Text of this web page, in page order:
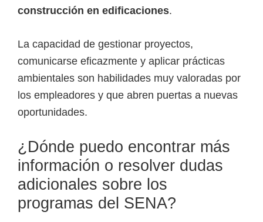
construcción en edificaciones.
La capacidad de gestionar proyectos,
comunicarse eficazmente y aplicar prácticas
ambientales son habilidades muy valoradas por
los empleadores y que abren puertas a nuevas
oportunidades.
¿Dónde puedo encontrar más
información o resolver dudas
adicionales sobre los
programas del SENA?